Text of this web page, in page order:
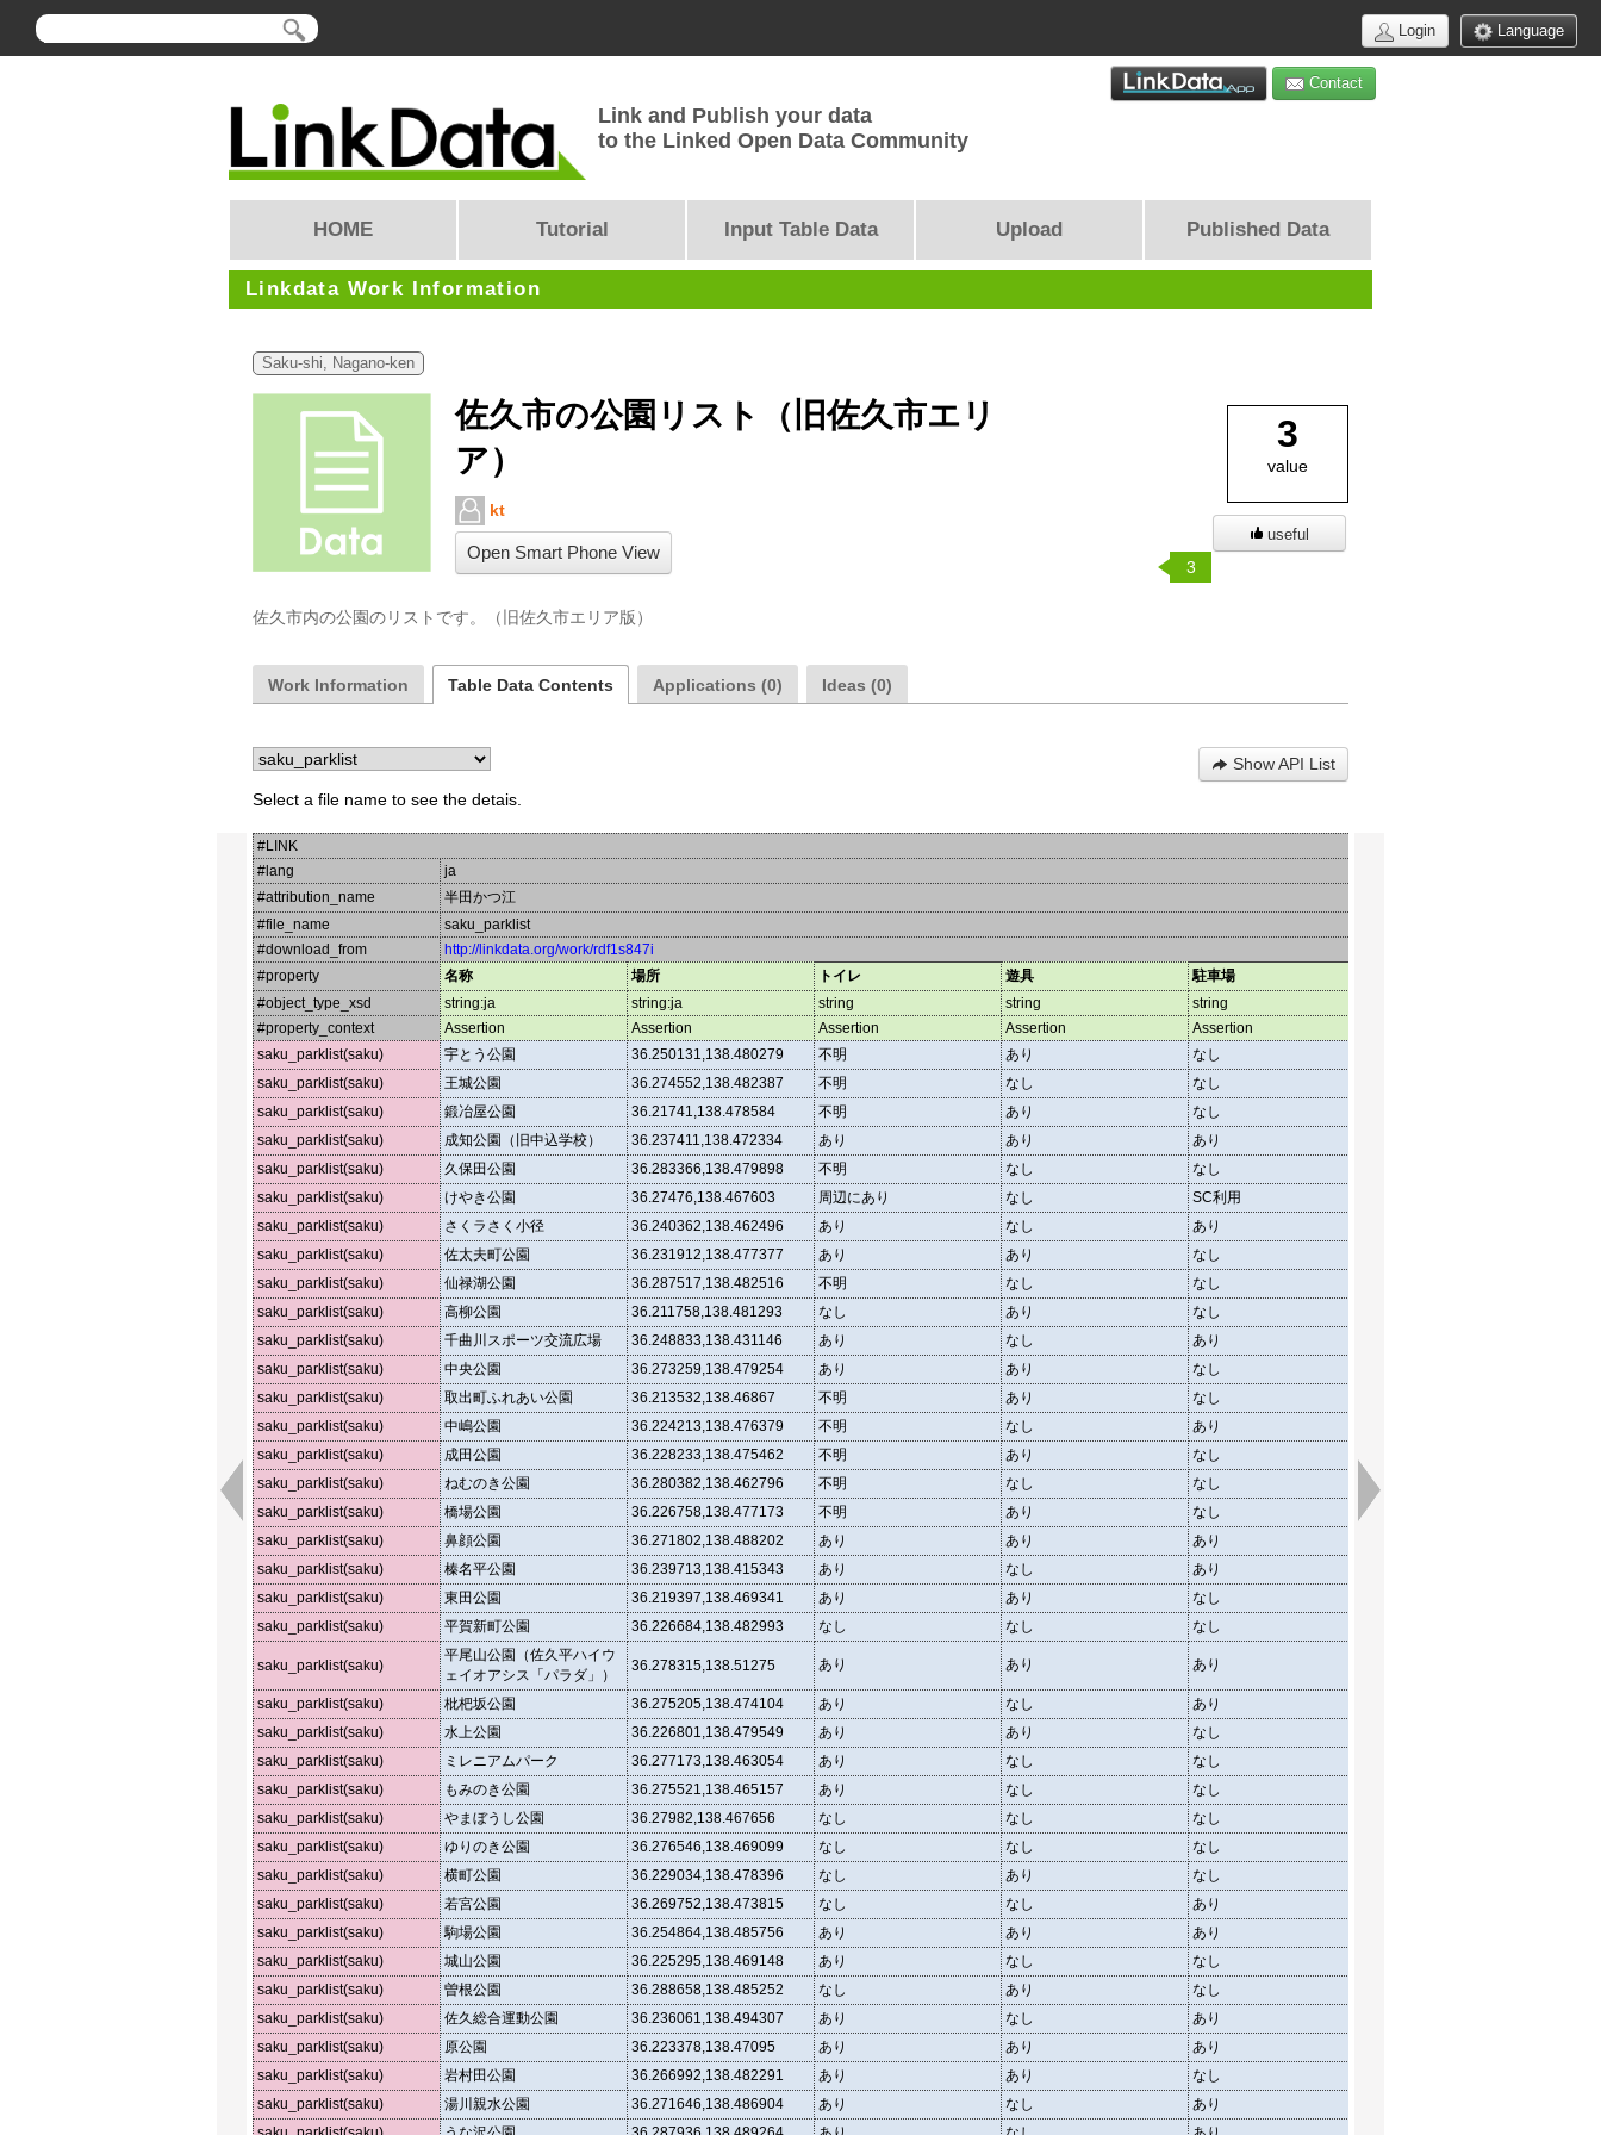
Language
Login
Contact
Link and Publish your data
to the Linked Open Data Community
HOME Tutorial Input Table Data Upload Published Data
Linkdata Work Information
Saku-shi, Nagano-ken
佐久市の公園リスト（旧佐久市エリ
ア）
kt
Open Smart Phone View
佐久市内の公園のリストです。（旧佐久市エリア版）
3
value
useful
3
Work Information Table Data Contents Applications (0) Ideas (0)
Select a file name to see the detais.
Show API List
#LINK
#lang
ja
#attribution_name
半田かつ江
#file_name
saku_parklist
#download_from
http://linkdata.org/work/rdf1s847i
#property
名称 場所 トイレ 遊具 駐車場
#object_type_xsd
string:ja string:ja string string string
#property_context
Assertion Assertion Assertion Assertion Assertion
saku_parklist(saku)
宇とう公園 36.250131,138.480279 不明 あり なし
saku_parklist(saku)
王城公園 36.274552,138.482387 不明 なし なし
saku_parklist(saku)
鍛冶屋公園 36.21741,138.478584 不明 あり なし
saku_parklist(saku)
成知公園（旧中込学校） 36.237411,138.472334 あり あり あり
saku_parklist(saku)
久保田公園 36.283366,138.479898 不明 なし なし
saku_parklist(saku)
けやき公園 36.27476,138.467603 周辺にあり なし SC利用
saku_parklist(saku)
さくラさく小径 36.240362,138.462496 あり なし あり
saku_parklist(saku)
佐太夫町公園 36.231912,138.477377 あり あり なし
saku_parklist(saku)
仙禄湖公園 36.287517,138.482516 不明 なし なし
saku_parklist(saku)
高柳公園 36.211758,138.481293 なし あり なし
saku_parklist(saku)
千曲川スポーツ交流広場 36.248833,138.431146 あり なし あり
saku_parklist(saku)
中央公園 36.273259,138.479254 あり あり なし
saku_parklist(saku)
取出町ふれあい公園 36.213532,138.46867 不明 あり なし
saku_parklist(saku)
中嶋公園 36.224213,138.476379 不明 なし あり
saku_parklist(saku)
成田公園 36.228233,138.475462 不明 あり なし
saku_parklist(saku)
ねむのき公園 36.280382,138.462796 不明 なし なし
saku_parklist(saku)
橋場公園 36.226758,138.477173 不明 あり なし
saku_parklist(saku)
鼻顔公園 36.271802,138.488202 あり あり あり
saku_parklist(saku)
榛名平公園 36.239713,138.415343 あり なし あり
saku_parklist(saku)
東田公園 36.219397,138.469341 あり あり なし
saku_parklist(saku)
平賀新町公園 36.226684,138.482993 なし なし なし
saku_parklist(saku)
平尾山公園（佐久平ハイウ
ェイオアシス「パラダ」）
36.278315,138.51275 あり あり あり
saku_parklist(saku) 枇杷坂公園 36.275205,138.474104 あり なし あり
saku_parklist(saku)
水上公園 36.226801,138.479549 あり あり なし
saku_parklist(saku)
ミレニアムパーク 36.277173,138.463054 あり なし なし
saku_parklist(saku)
もみのき公園 36.275521,138.465157 あり なし なし
saku_parklist(saku)
やまぼうし公園 36.27982,138.467656 なし なし なし
saku_parklist(saku)
ゆりのき公園 36.276546,138.469099 なし なし なし
saku_parklist(saku)
横町公園 36.229034,138.478396 なし あり なし
saku_parklist(saku)
若宮公園 36.269752,138.473815 なし なし あり
saku_parklist(saku)
駒場公園 36.254864,138.485756 あり あり あり
saku_parklist(saku)
城山公園 36.225295,138.469148 あり なし なし
saku_parklist(saku)
曽根公園 36.288658,138.485252 なし あり なし
saku_parklist(saku)
佐久総合運動公園 36.236061,138.494307 あり なし あり
saku_parklist(saku)
原公園 36.223378,138.47095 あり あり あり
saku_parklist(saku)
岩村田公園 36.266992,138.482291 あり あり なし
saku_parklist(saku)
湯川親水公園 36.271646,138.486904 あり なし あり